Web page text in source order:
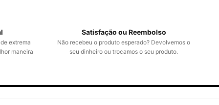
extrema
maneira
Satisfação ou Reembolso
Não recebeu o produto esperado? Devolvemos o
seu dinheiro ou trocamos o seu produto.